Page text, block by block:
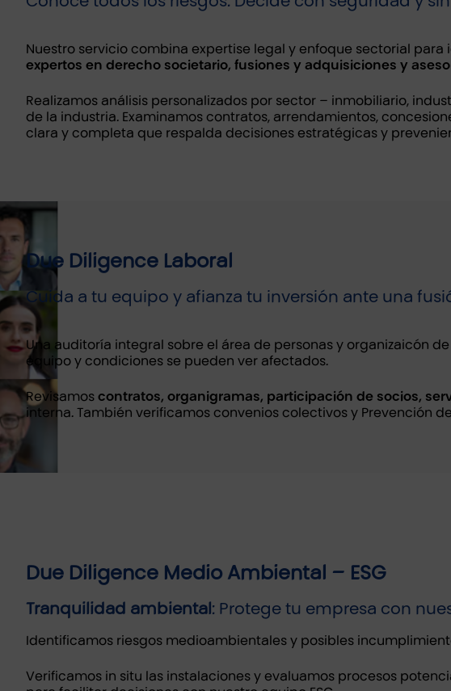
Nuestro servicio combina expertise legal y enfoque sectorial
expertos en derecho societario, fusiones y adquisiciones y
Realizamos análisis personalizados por sector – inmobiliario,
de la industria. Examinamos contratos, arrendamientos,
clara y completa que respalda decisiones estratégicas y
Due Diligence Laboral
Cuida a tu equipo y afianza tu inversión ante una
Una auditoría integral sobre el área de personas y organizaicón
equipo y condiciones se pueden ver afectados.
Revisamos contratos, organigramas, participación de socios,
interna. También verificamos convenios colectivos y Prevención
Due Diligence Medio Ambiental – ESG
Tranquilidad ambiental: Protege tu empresa con
Identificamos riesgos medioambientales y posibles
Verificamos in situ las instalaciones y evaluamos procesos